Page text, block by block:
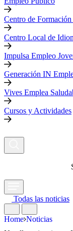
Centro de
Centro Local de
Impulsa Empleo
Generación IN
Vives Emplea
Cursos y Actividades
Todas las noticias
Home Noticias